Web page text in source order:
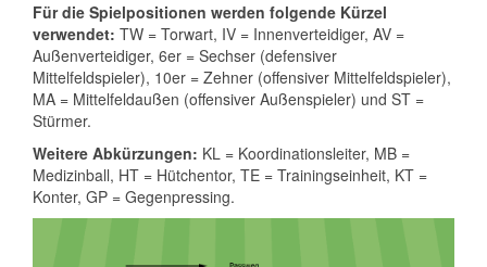
Für die Spielpositionen werden folgende Kürzel
verwendet: TW = Torwart, IV = Innenverteidiger, AV =
Außenverteidiger, 6er = Sechser (defensiver
Mittelfeldspieler), 10er = Zehner (offensiver Mittelfeldspieler),
MA = Mittelfeld­außen (offensiver Außenspieler) und ST =
Stürmer.
Weitere Abkürzungen: KL = Koordinationsleiter, MB =
Medizinball, HT = Hütchentor, TE = Trainingseinheit, KT =
Konter, GP = Gegenpressing.